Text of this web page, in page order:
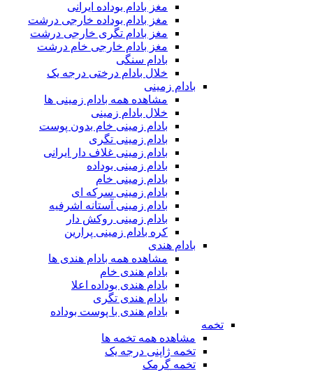
مغز بادام بوداده ایرانی
مغز بادام بوداده خارجی درشت
مغز بادام تگری خارجی درشت
مغز بادام خارجی خام درشت
بادام سنگی
خلال بادام درختی درجه یک
بادام زمینی
مشاهده همه بادام زمینی ها
خلال بادام زمینی
بادام زمینی خام بدون پوست
بادام زمینی تگری
بادام زمینی غلاف دار ایرانی
بادام زمینی بوداده
بادام زمینی خام
بادام زمینی سرکه ای
بادام زمینی آستانه اشرفیه
بادام زمینی روکش دار
کره بادام زمینی پرارین
بادام هندی
مشاهده همه بادام هندی ها
بادام هندی خام
بادام هندی بوداده اعلا
بادام هندی تگری
بادام هندی با پوست بوداده
تخمه
مشاهده همه تخمه ها
تخمه ژاپنی درجه یک
تخمه گرمک